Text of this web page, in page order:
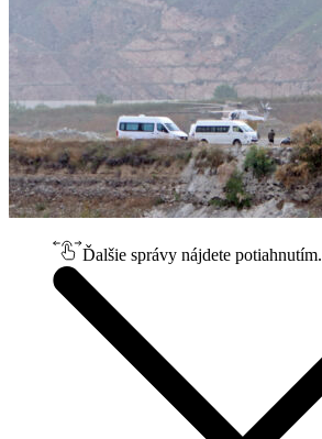
Ďalšie správy nájdete potiahnutím.